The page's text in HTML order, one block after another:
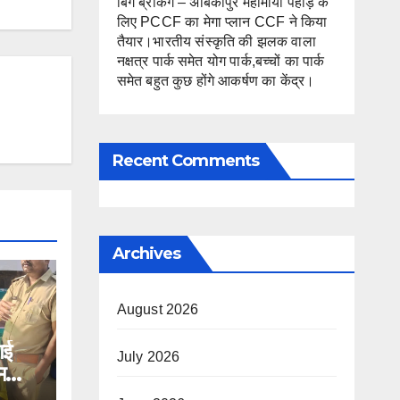
लिए PCCF का मेगा प्लान CCF ने किया
तैयार।भारतीय संस्कृति की झलक वाला
नक्षत्र पार्क समेत योग पार्क,बच्चों का पार्क
समेत बहुत कुछ होंगे आकर्षण का केंद्र।
Recent Comments
Archives
August 2026
July 2026